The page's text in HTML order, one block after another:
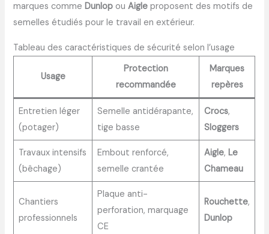
marques commeDunlop ouAigle proposent des motifs de
semelles étudiés pour le travail en extérieur.
Tableau des caractéristiques de sécurité selon l’usage
Usage
Protection
recommandée
Marques
repères
Entretien léger
(potager)
Semelle antidérapante,
tige basse
Crocs,
Sloggers
Travaux intensifs
(bêchage)
Embout renforcé,
semelle crantée
Aigle, Le
Chameau
Chantiers
professionnels
Plaque anti-
perforation, marquage
CE
Rouchette,
Dunlop